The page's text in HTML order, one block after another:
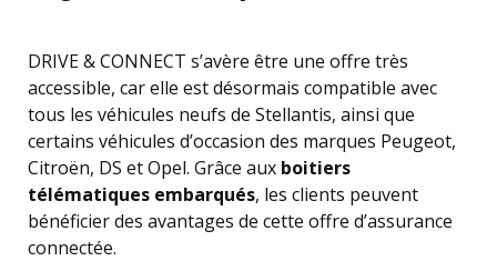
DRIVE & CONNECT s’avère être une offre très
accessible, car elle est désormais compatible avec
tous les véhicules neufs de Stellantis, ainsi que
certains véhicules d’occasion des marques Peugeot,
Citroën, DS et Opel. Grâce aux boitiers
télématiques embarqués, les clients peuvent
bénéficier des avantages de cette offre d’assurance
connectée.